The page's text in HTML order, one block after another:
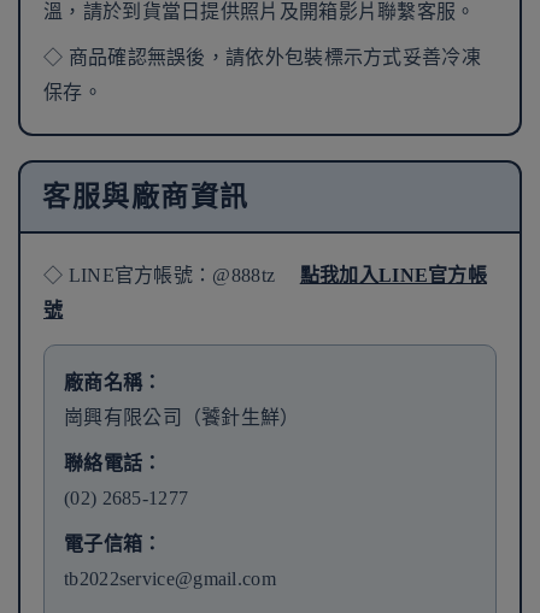
溫，請於到貨當日提供照片及開箱影片聯繫客服。
◇ 商品確認無誤後，請依外包裝標示方式妥善冷凍
保存。
客服與廠商資訊
◇ LINE官方帳號：@888tz 點我加入LINE官方帳
號
廠商名稱：
崗興有限公司（饕針生鮮）
聯絡電話：
(02) 2685-1277
電子信箱：
tb2022service@gmail.com